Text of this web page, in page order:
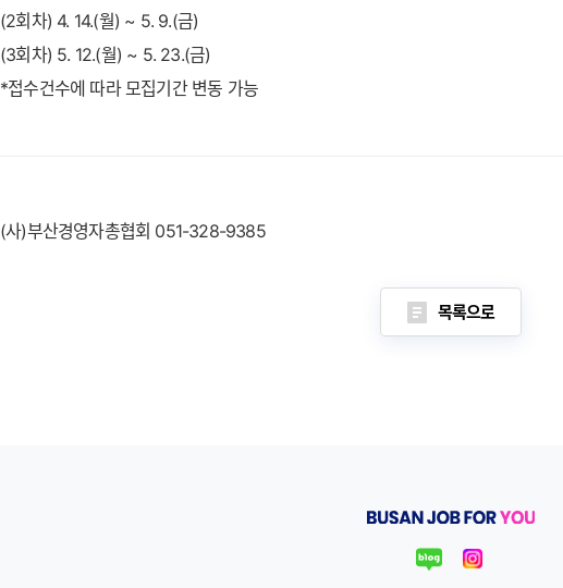
(2회차) 4. 14.(월) ~ 5. 9.(금)
(3회차) 5. 12.(월) ~ 5. 23.(금)
*접수건수에 따라 모집기간 변동 가능
(사)부산경영자총협회 051-328-9385
목록으로